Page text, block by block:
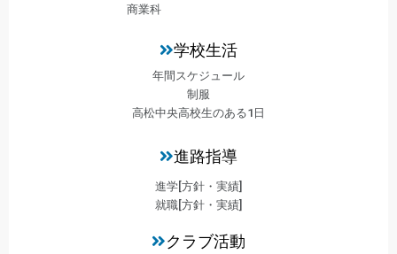
商業科
学校生活
年間スケジュール
制服
高松中央高校生のある1日
進路指導
進学[方針・実績]
就職[方針・実績]
クラブ活動